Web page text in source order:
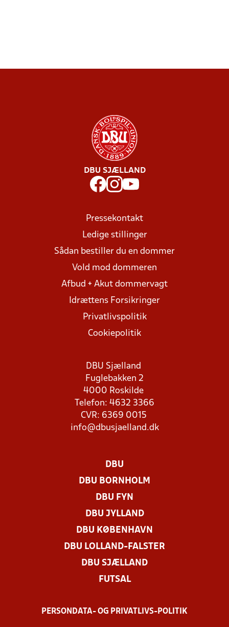
DBU SJÆLLAND
Pressekontakt
Ledige stillinger
Sådan bestiller du en dommer
Vold mod dommeren
Afbud + Akut dommervagt
Idrættens Forsikringer
Privatlivspolitik
Cookiepolitik
DBU Sjælland
Fuglebakken 2
4000 Roskilde
Telefon: 4632 3366
CVR: 6369 0015
info@dbusjaelland.dk
DBU
DBU BORNHOLM
DBU FYN
DBU JYLLAND
DBU KØBENHAVN
DBU LOLLAND-FALSTER
DBU SJÆLLAND
FUTSAL
PERSONDATA- OG PRIVATLIVS-POLITIK